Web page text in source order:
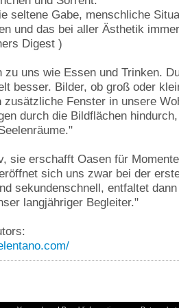
seltene Gabe, menschliche
und das bei aller Ästhetik immer
Digest )
zu uns wie Essen und Trinken.
besser. Bilder, ob groß oder
zusätzliche Fenster in unsere
durch die Bildflächen
sie erschafft Oasen für
sich uns zwar bei der
sekundenschnell, entfaltet
langjähriger Begleiter."